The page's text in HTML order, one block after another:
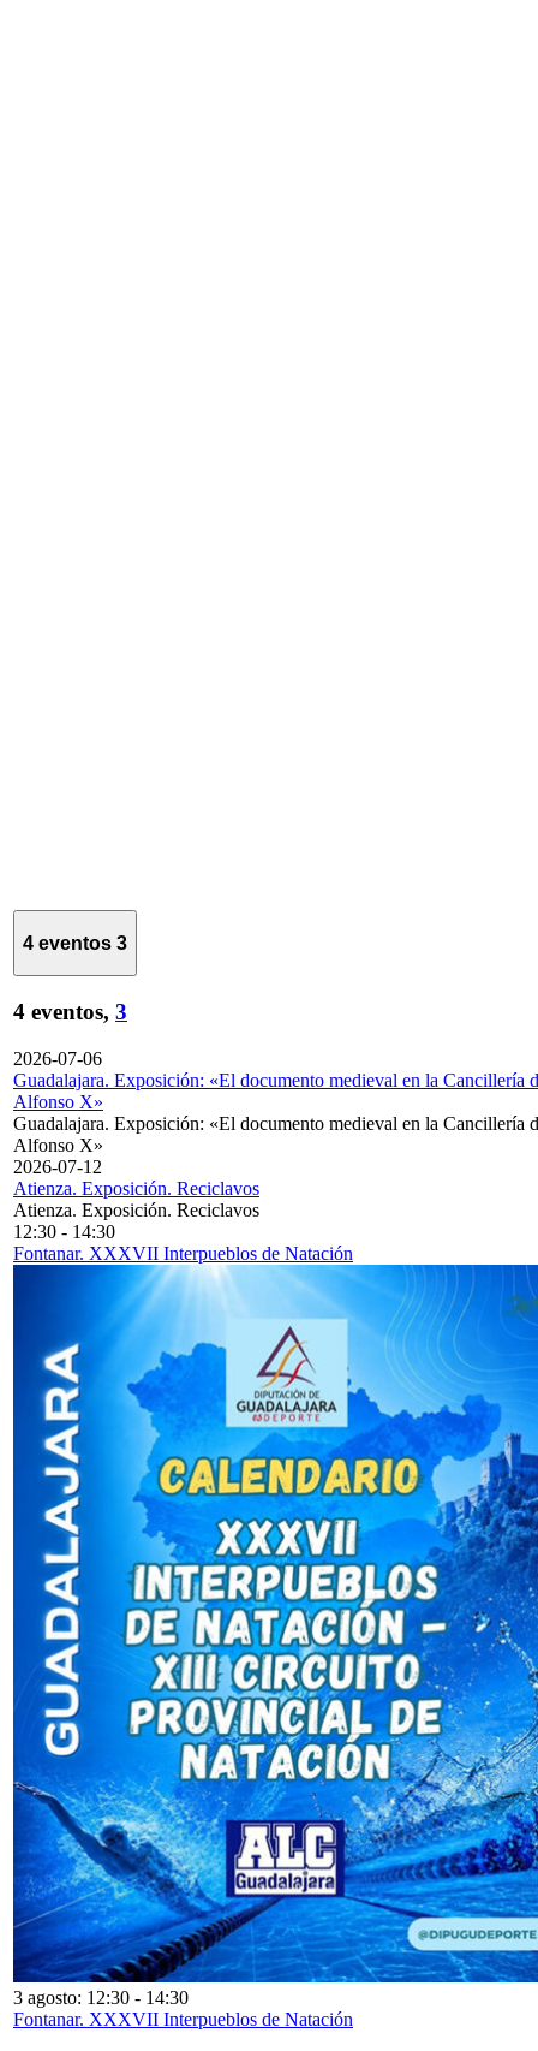
4 eventos 3
4 eventos, 3
2026-07-06
Guadalajara. Exposición: «El documento medieval en la Cancillería
Alfonso X»
Guadalajara. Exposición: «El documento medieval en la Cancillería
Alfonso X»
2026-07-12
Atienza. Exposición. Reciclavos
Atienza. Exposición. Reciclavos
12:30 - 14:30
Fontanar. XXXVII Interpueblos de Natación
3 agosto: 12:30 - 14:30
Fontanar. XXXVII Interpueblos de Natación